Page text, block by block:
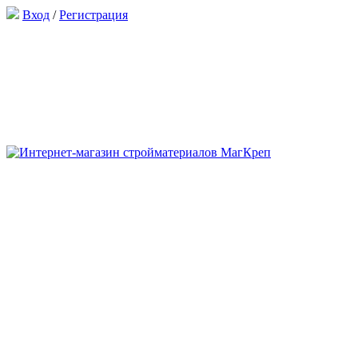
Вход /Регистрация